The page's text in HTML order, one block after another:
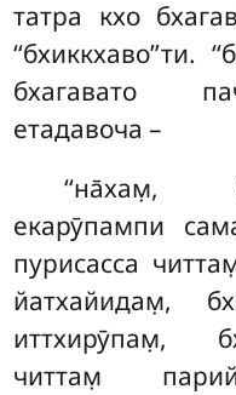
татра кхо
‘‘бхиккхаво’’ти.
бхагавато
етадавоча –
‘‘на̄хам̣,
екарӯпампи
пурисасса
йатхайидам̣,
иттхирӯпам̣,
читтам̣